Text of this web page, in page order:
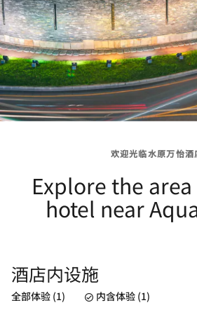
欢迎光临水原万怡酒
Explore the
hotel near
酒店内设施
全部体验 (1) 内含体验 (1)